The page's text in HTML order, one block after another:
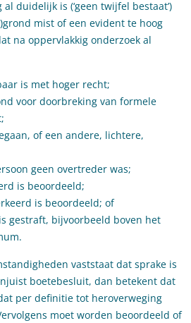
duidelijk is (‘geen twijfel bestaat’)
mist of een evident te hoog
na oppervlakkig onderzoek al
is met hoger recht;
voor doorbreking van formele
of een andere, lichtere,
geen overtreder was;
is beoordeeld;
is beoordeeld; of
gestraft, bijvoorbeeld boven het
vaststaat dat sprake is
boetebesluit, dan betekent dat
per definitie tot heroverweging
moet worden beoordeeld of